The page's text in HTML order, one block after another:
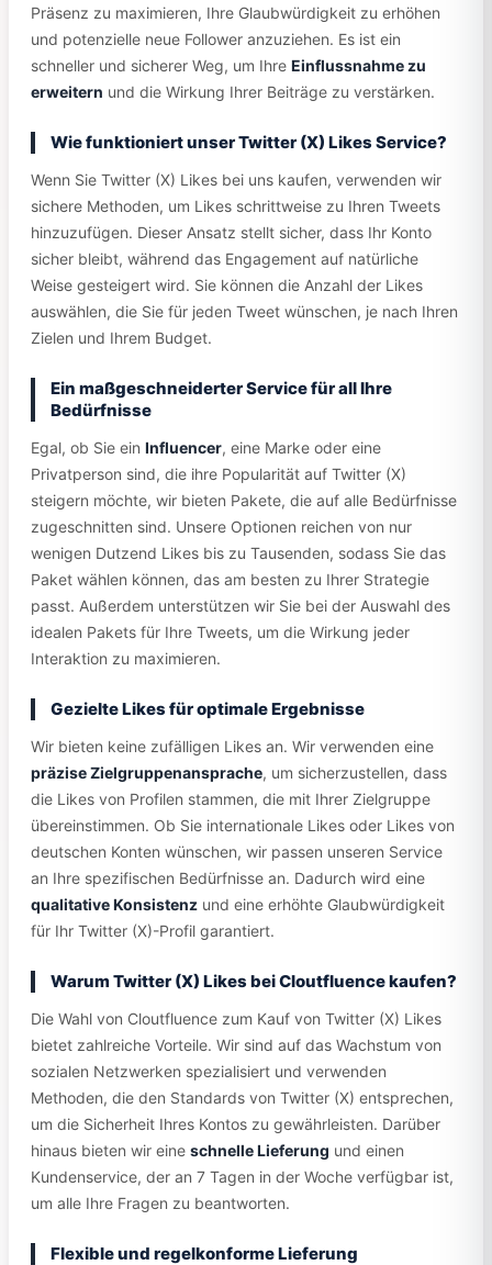
Präsenz zu maximieren, Ihre Glaubwürdigkeit zu erhöhen
und potenzielle neue Follower anzuziehen. Es ist ein
schneller und sicherer Weg, um Ihre Einflussnahme zu
erweitern und die Wirkung Ihrer Beiträge zu verstärken.
Wie funktioniert unser Twitter (X) Likes Service?
Wenn Sie Twitter (X) Likes bei uns kaufen, verwenden wir
sichere Methoden, um Likes schrittweise zu Ihren Tweets
hinzuzufügen. Dieser Ansatz stellt sicher, dass Ihr Konto
sicher bleibt, während das Engagement auf natürliche
Weise gesteigert wird. Sie können die Anzahl der Likes
auswählen, die Sie für jeden Tweet wünschen, je nach Ihren
Zielen und Ihrem Budget.
Ein maßgeschneiderter Service für all Ihre
Bedürfnisse
Egal, ob Sie ein Influencer, eine Marke oder eine
Privatperson sind, die ihre Popularität auf Twitter (X)
steigern möchte, wir bieten Pakete, die auf alle Bedürfnisse
zugeschnitten sind. Unsere Optionen reichen von nur
wenigen Dutzend Likes bis zu Tausenden, sodass Sie das
Paket wählen können, das am besten zu Ihrer Strategie
passt. Außerdem unterstützen wir Sie bei der Auswahl des
idealen Pakets für Ihre Tweets, um die Wirkung jeder
Interaktion zu maximieren.
Gezielte Likes für optimale Ergebnisse
Wir bieten keine zufälligen Likes an. Wir verwenden eine
präzise Zielgruppenansprache, um sicherzustellen, dass
die Likes von Profilen stammen, die mit Ihrer Zielgruppe
übereinstimmen. Ob Sie internationale Likes oder Likes von
deutschen Konten wünschen, wir passen unseren Service
an Ihre spezifischen Bedürfnisse an. Dadurch wird eine
qualitative Konsistenz und eine erhöhte Glaubwürdigkeit
für Ihr Twitter (X)-Profil garantiert.
Warum Twitter (X) Likes bei Cloutfluence kaufen?
Die Wahl von Cloutfluence zum Kauf von Twitter (X) Likes
bietet zahlreiche Vorteile. Wir sind auf das Wachstum von
sozialen Netzwerken spezialisiert und verwenden
Methoden, die den Standards von Twitter (X) entsprechen,
um die Sicherheit Ihres Kontos zu gewährleisten. Darüber
hinaus bieten wir eine schnelle Lieferung und einen
Kundenservice, der an 7 Tagen in der Woche verfügbar ist,
um alle Ihre Fragen zu beantworten.
Flexible und regelkonforme Lieferung